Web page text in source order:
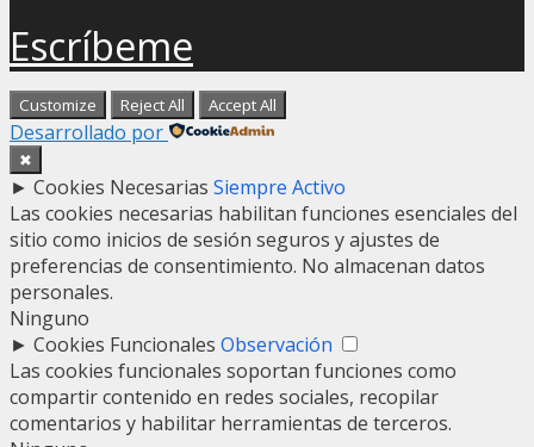
Escríbeme
Customize Reject All Accept All
Desarrollado por
✖
► Cookies Necesarias Siempre Activo
Las cookies necesarias habilitan funciones esenciales del
sitio como inicios de sesión seguros y ajustes de
preferencias de consentimiento. No almacenan datos
personales.
Ninguno
► Cookies Funcionales Observación
Las cookies funcionales soportan funciones como
compartir contenido en redes sociales, recopilar
comentarios y habilitar herramientas de terceros.